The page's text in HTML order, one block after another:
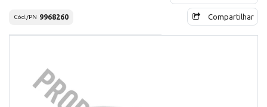
Cód./PN 9968260 Compartilhar